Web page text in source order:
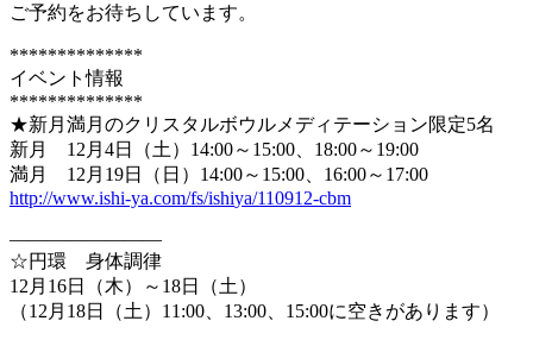
ご予約をお待ちしています。
**************
イベント情報
**************
★新月満月のクリスタルボウルメディテーション限定5名
新月 12月4日（土）14:00～15:00、18:00～19:00
満月 12月19日（日）14:00～15:00、16:00～17:00
http://www.ishi-ya.com/fs/ishiya/110912-cbm
————————
☆円環 身体調律
12月16日（木）～18日（土）
（12月18日（土）11:00、13:00、15:00に空き があります）